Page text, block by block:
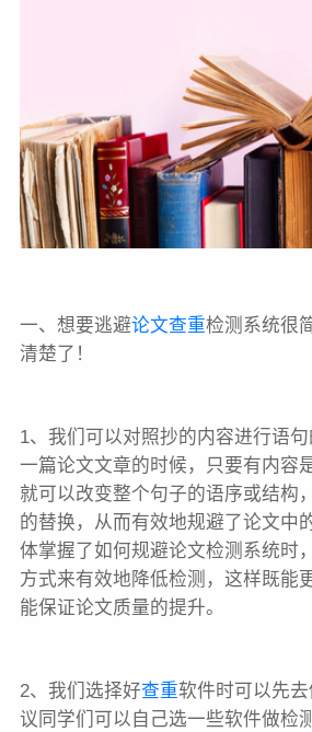
一、想要逃避论文查重检测系统很
清楚了！
1、我们可以对照抄的内容进行语
一篇论文文章的时候，只要有内容
就可以改变整个句子的语序或结构
的替换，从而有效地规避了论文中
体掌握了如何规避论文检测系统时
方式来有效地降低检测，这样既能
能保证论文质量的提升。
2、我们选择好查重软件时可以先
议同学们可以自己选一些软件做检